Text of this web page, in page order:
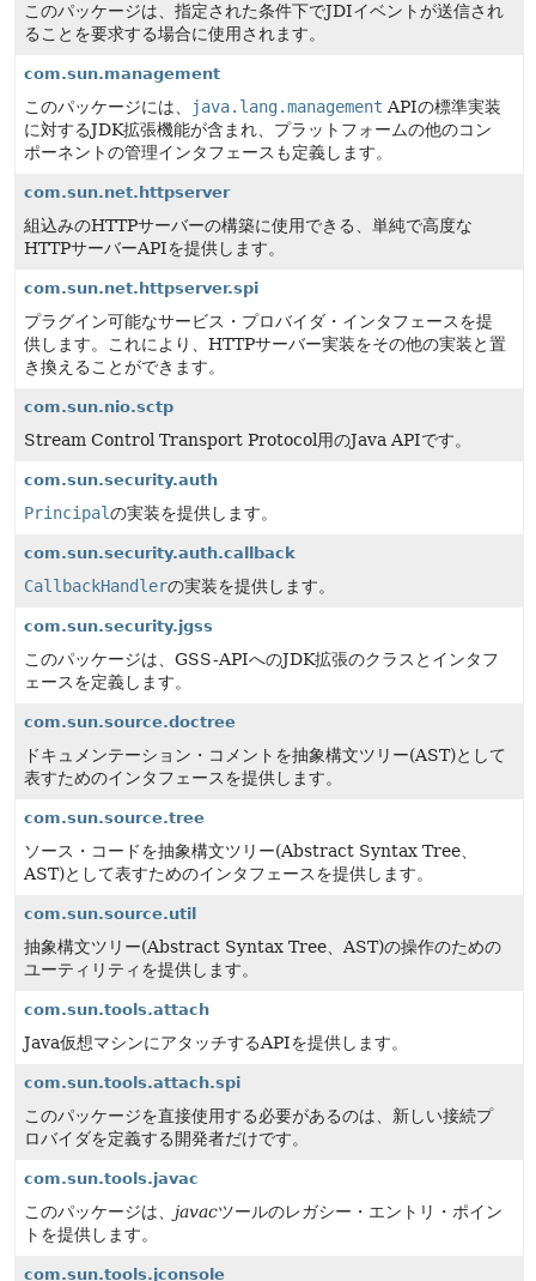
このパッケージは、指定された条件下でJDIイベントが送信され
ることを要求する場合に使用されます。
com.sun.management
このパッケージには、 java.lang.management APIの標準実装
に対するJDK拡張機能が含まれ、プラットフォームの他のコン
ポーネントの管理インタフェースも定義します。
com.sun.net.httpserver
組込みのHTTPサーバーの構築に使用できる、単純で高度な
HTTPサーバーAPIを提供します。
com.sun.net.httpserver.spi
プラグイン可能なサービス・プロバイダ・インタフェースを提
供します。これにより、HTTPサーバー実装をその他の実装と置
き換えることができます。
com.sun.nio.sctp
Stream Control Transport Protocol用のJava APIです。
com.sun.security.auth
Principalの実装を提供します。
com.sun.security.auth.callback
CallbackHandlerの実装を提供します。
com.sun.security.jgss
このパッケージは、GSS-APIへのJDK拡張のクラスとインタフ
ェースを定義します。
com.sun.source.doctree
ドキュメンテーション・コメントを抽象構文ツリー(AST)として
表すためのインタフェースを提供します。
com.sun.source.tree
ソース・コードを抽象構文ツリー(Abstract Syntax Tree、
AST)として表すためのインタフェースを提供します。
com.sun.source.util
抽象構文ツリー(Abstract Syntax Tree、AST)の操作のための
ユーティリティを提供します。
com.sun.tools.attach
Java仮想マシンにアタッチするAPIを提供します。
com.sun.tools.attach.spi
このパッケージを直接使用する必要があるのは、新しい接続プ
ロバイダを定義する開発者だけです。
com.sun.tools.javac
このパッケージは、 javacツールのレガシー・エントリ・ポイン
トを提供します。
com.sun.tools.jconsole